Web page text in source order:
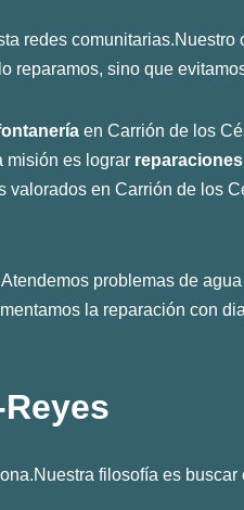
redes comunitarias.Nuestro
reparamos, sino que
en Carrión de los
misión es lograr
en Carrión de los
problemas de
la reparación con
filosofía es